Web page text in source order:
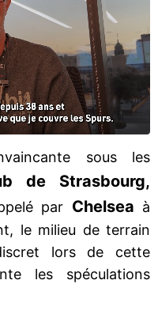
sous les
de Strasbourg,
par Chelsea à
le milieu de terrain
lors de cette
les spéculations